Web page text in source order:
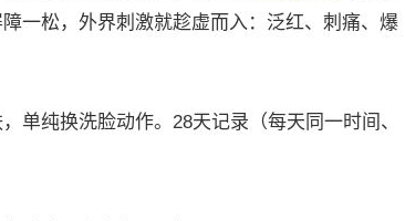
一松，外界刺激就趁虚而入：泛红、刺痛、爆
单纯换洗脸动作。28天记录（每天同一时间、